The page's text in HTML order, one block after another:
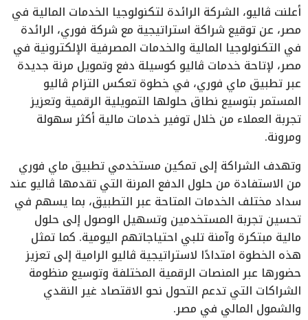
أعلنت ڤاليو، الشركة الرائدة لتكنولوجيا الخدمات المالية في
مصر، عن توقيع شراكة استراتيجية مع شركة فوري، الرائدة
في التكنولوجيا المالية والخدمات المصرفية الإلكترونية في
مصر، لإتاحة خدمات ڤاليو كوسيلة دفع وتمويل مرنة جديدة
عبر تطبيق ماي فوري، في خطوة تعكس التزام ڤاليو
المستمر بتوسيع نطاق حلولها التمويلية الرقمية وتعزيز
تجربة العملاء من خلال توفير خدمات مالية أكثر سهولة
ومرونة.
وتهدف الشراكة إلى تمكين مستخدمي تطبيق ماي فوري
من الاستفادة من حلول الدفع المرنة التي تقدمها ڤاليو عند
سداد مختلف الخدمات المتاحة عبر التطبيق، بما يسهم في
تحسين تجربة المستخدمين وتسهيل الوصول إلى حلول
مالية مبتكرة وآمنة تلبي احتياجاتهم اليومية. كما تمثل
هذه الخطوة امتدادًا لاستراتيجية ڤاليو الرامية إلى تعزيز
حضورها عبر المنصات الرقمية المختلفة وتوسيع منظومة
الشراكات التي تدعم التحول نحو الاقتصاد غير النقدي
والشمول المالي في مصر.